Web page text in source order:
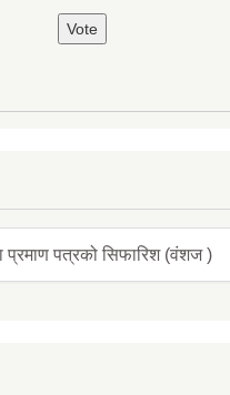
प्रमाण पत्रको सिफारिश (वंशज )